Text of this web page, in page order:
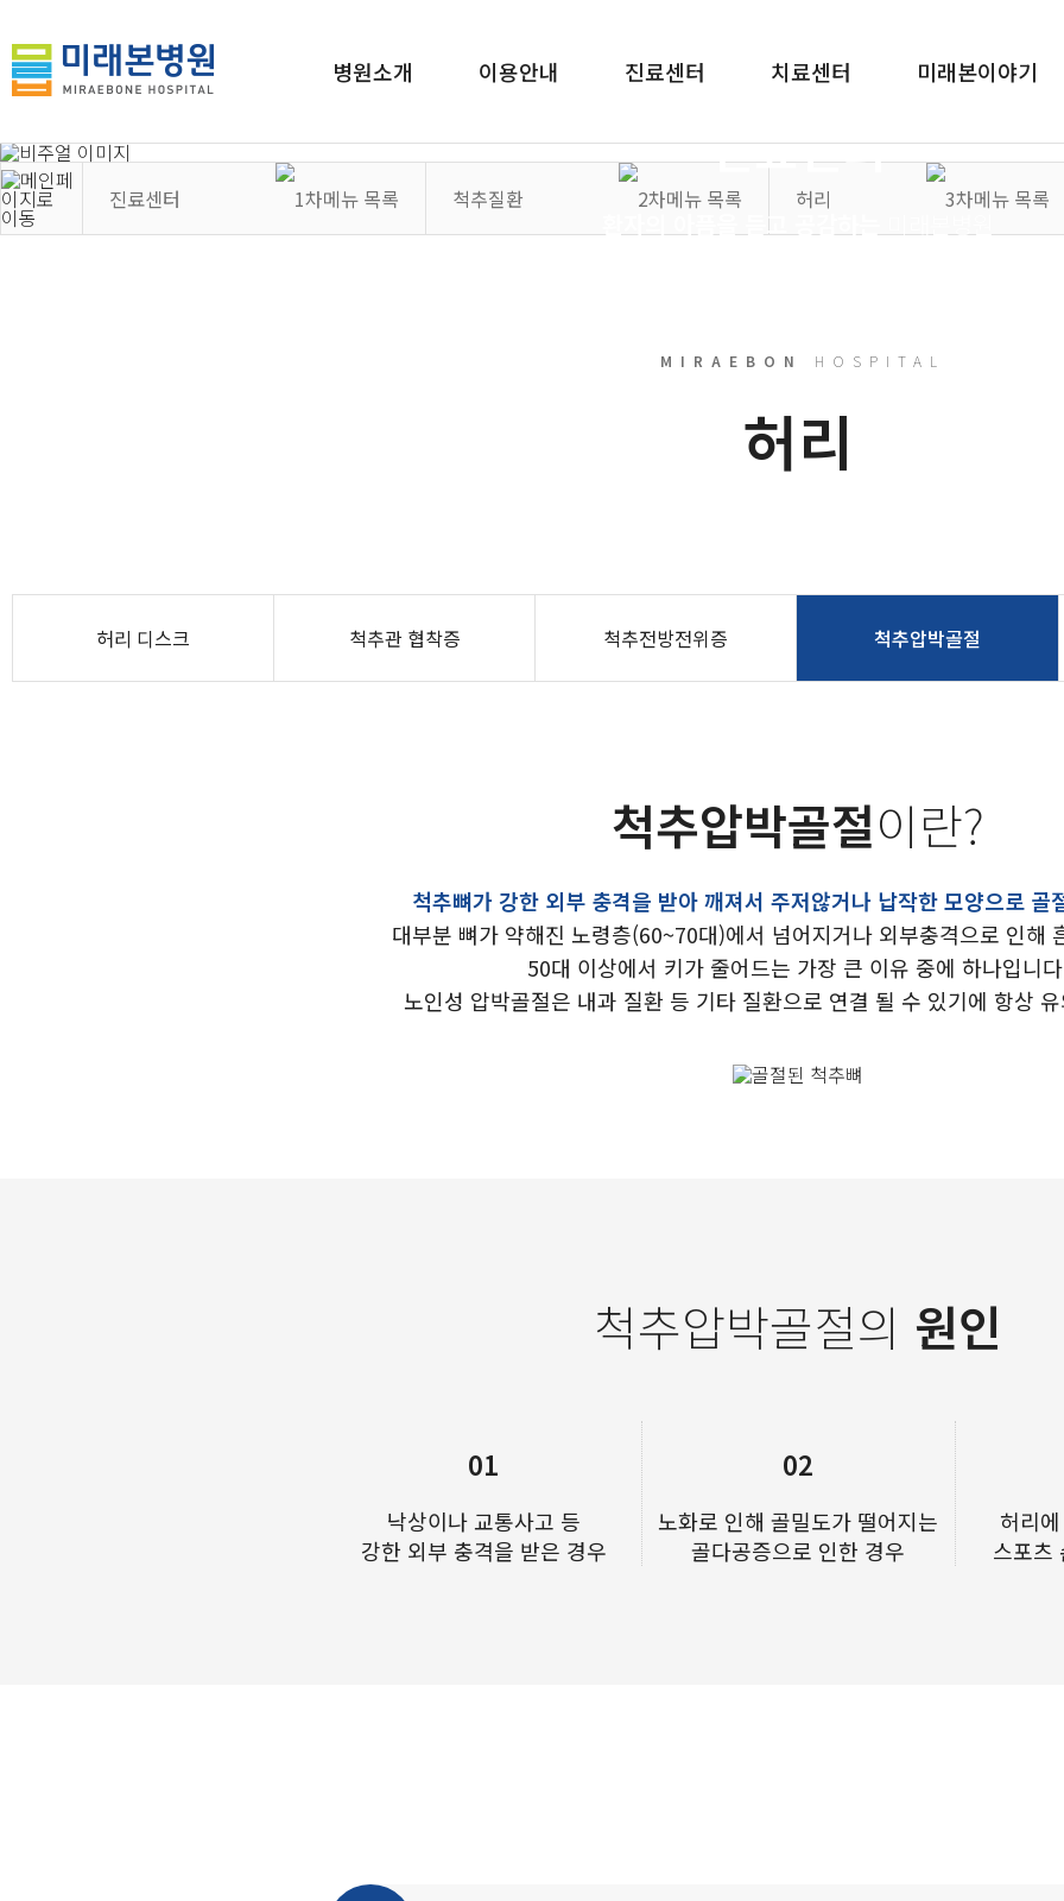
병원소개 이용안내 진료센터 치료센터 미래본이야기
MIRAEBON HOSPITAL
진료센터
환자의 아픔을 듣고 공감하는
진료센터 척추질환 허리
MIRAEBON HOSPITAL
허리
허리 디스크 척추관 협착증 척추전방전위증 척추압박골절
척추압박골절이란?
척추뼈가 강한 외부 충격을 받아 깨져서 주저않거나 납작한 모양으로 골
대부분 뼈가 약해진 노령층(60~70대)에서 넘어지거나 외부충격으로 인해
50대 이상에서 키가 줄어드는 가장 큰 이유 중에 하나입니
노인성 압박골절은 내과 질환 등 기타 질환으로 연결 될 수 있기에 항상
척추압박골절의 원인
01
낙상이나 교통사고 등
강한 외부 충격을 받은 경우
02
노화로 인해 골밀도가 떨어지는
골다공증으로 인한 경우
허리
스포츠